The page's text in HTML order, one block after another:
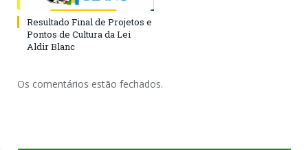
Resultado Final de Projetos e
Pontos de Cultura da Lei
Aldir Blanc
Os comentários estão fechados.